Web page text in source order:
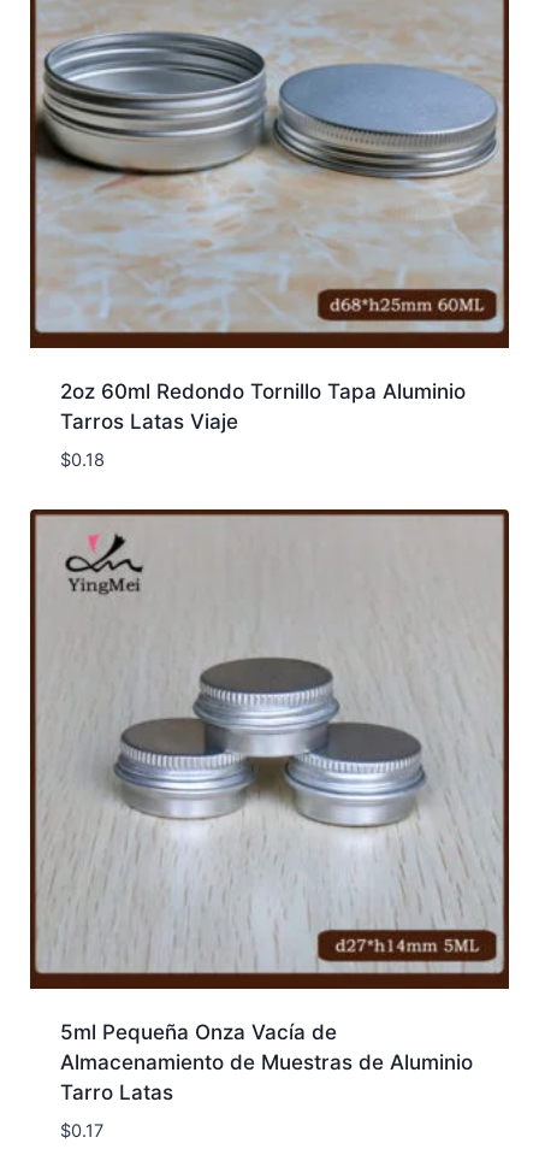
2oz 60ml Redondo Tornillo Tapa Aluminio
Tarros Latas Viaje
$0.18
5ml Pequeña Onza Vacía de
Almacenamiento de Muestras de Aluminio
Tarro Latas
$0.17